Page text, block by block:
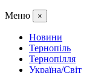
Меню ×
Новини
Тернопіль
Тернопілля
Україна/Світ